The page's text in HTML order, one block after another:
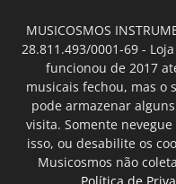
MUSICOSMOS
28.811.493/0001-69 -
funcionou de 2017
musicais fechou, mas o
pode armazenar
visita. Somente
isso, ou desabilite os
Musicosmos não